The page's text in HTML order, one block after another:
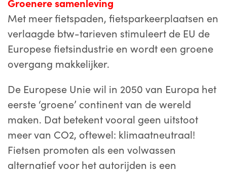
Met meer fietspaden, fietsparkeerplaatsen en
verlaagde btw-tarieven stimuleert de EU de
Europese fietsindustrie en wordt een groene
overgang makkelijker.
De Europese Unie wil in 2050 van Europa het
eerste ‘groene’ continent van de wereld
maken. Dat betekent vooral geen uitstoot
meer van CO2, oftewel: klimaatneutraal!
Fietsen promoten als een volwassen
alternatief voor het autorijden is een